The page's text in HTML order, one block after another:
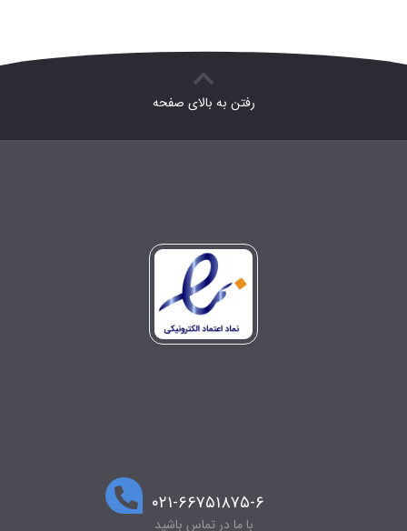
رفتن به بالای صفحه
۰۲۱-۶۶۷۵۱۸۷۵-۶
با ما در تماس باشید